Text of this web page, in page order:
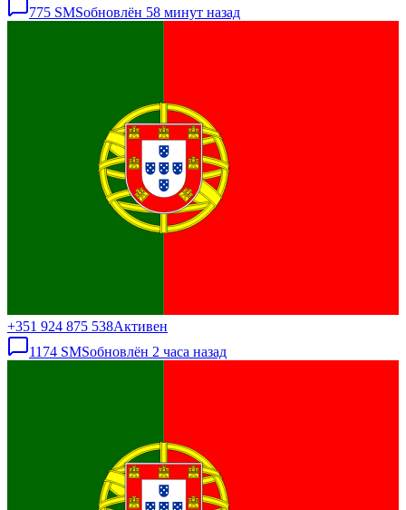
775 SMSобновлён 58 минут назад
+351 924 875 538Активен
1174 SMSобновлён 2 часа назад